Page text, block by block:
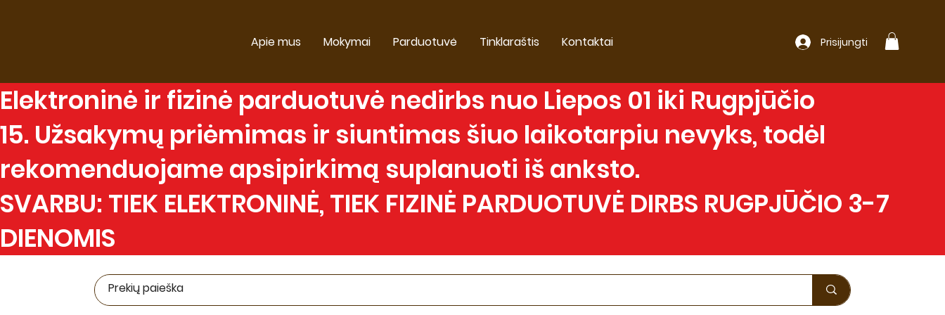
Prisijungti
Apie mus Mokymai Parduotuvė Tinklaraštis Kontaktai
Elektroninė ir fizinė parduotuvė nedirbs nuo Liepos 01 iki Rugpjūčio
15. Užsakymų priėmimas ir siuntimas šiuo laikotarpiu nevyks, todėl
rekomenduojame apsipirkimą suplanuoti iš anksto.
SVARBU: TIEK ELEKTRONINĖ, TIEK FIZINĖ PARDUOTUVĖ DIRBS RUGPJŪČIO 3-7
DIENOMIS